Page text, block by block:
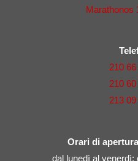
Marathonos
210
210
213
Orari di
dal lunedì al venerdì: